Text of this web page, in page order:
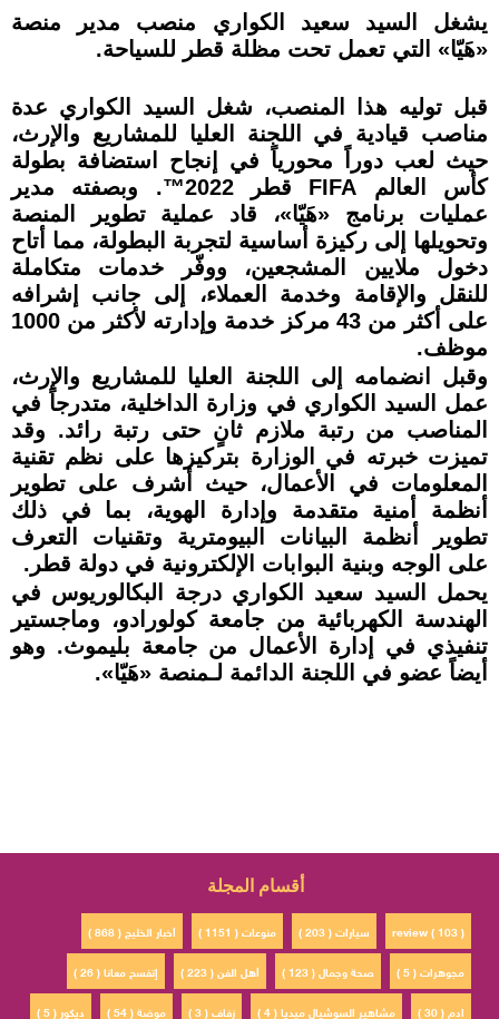
يشغل السيد سعيد الكواري منصب مدير منصة
«هَيّا» التي تعمل تحت مظلة قطر للسياحة.
قبل توليه هذا المنصب، شغل السيد الكواري عدة
مناصب قيادية في اللجنة العليا للمشاريع والإرث،
حيث لعب دوراً محورياً في إنجاح استضافة بطولة
كأس العالم FIFA قطر 2022™️. وبصفته مدير
عمليات برنامج «هَيّا»، قاد عملية تطوير المنصة
وتحويلها إلى ركيزة أساسية لتجربة البطولة، مما أتاح
دخول ملايين المشجعين، ووفّر خدمات متكاملة
للنقل والإقامة وخدمة العملاء، إلى جانب إشرافه
على أكثر من 43 مركز خدمة وإدارته لأكثر من 1000
موظف.
وقبل انضمامه إلى اللجنة العليا للمشاريع والإرث،
عمل السيد الكواري في وزارة الداخلية، متدرجاً في
المناصب من رتبة ملازم ثانٍ حتى رتبة رائد. وقد
تميزت خبرته في الوزارة بتركيزها على نظم تقنية
المعلومات في الأعمال، حيث أشرف على تطوير
أنظمة أمنية متقدمة وإدارة الهوية، بما في ذلك
تطوير أنظمة البيانات البيومترية وتقنيات التعرف
على الوجه وبنية البوابات الإلكترونية في دولة قطر.
يحمل السيد سعيد الكواري درجة البكالوريوس في
الهندسة الكهربائية من جامعة كولورادو، وماجستير
تنفيذي في إدارة الأعمال من جامعة بليموث. وهو
أيضاً عضو في اللجنة الدائمة لـمنصة «هَيّا».
أقسام المجلة
أخبار الخليج ( 868 ) منوعات ( 1151 ) سيارات ( 203 )
review ( 103 )
إتفسح معانا ( 26 )
أهل الفن ( 223 ) صحة وجمال ( 123 )
مجوهرات ( 5 )
ديكور ( 5 )
موضة ( 54 ) زفاف ( 3 ) مشاهير السوشيال ميديا ( 4 ) ادم ( 30 )